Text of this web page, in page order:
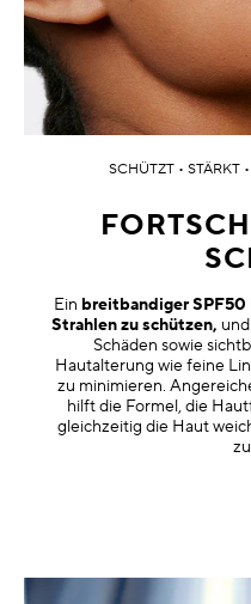
SCHÜTZT • STÄRKT
Ein breitbandiger
Strahlen zu schützen,
Schäden sowie
Hautalterung wie feine
zu minimieren.
hilft die Formel, die
gleichzeitig die Haut